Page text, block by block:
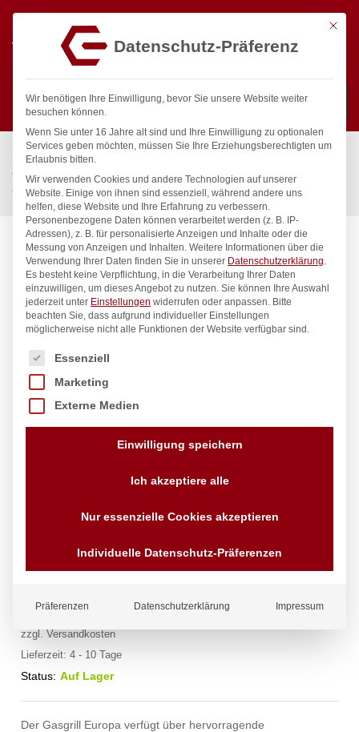
Suchen
Start / Gastronomiebedarf & Gastro Geräte für Profis
Grill- & Heizgeräte
Grillgeräte
Gasgrill Europa, HENDI, 21,6kW, 1260x580x(H)900mm
Gasgrill Europa, HENDI, 21,6kW,
1260x580x(H)900mm
zzgl.Versandkosten
Lieferzeit:4 - 10 Tage
Status: Auf Lager
Der Gasgrill Europa verfügt über hervorragende
Mit
Datenschutz-Präferenz
Wir benötigen Ihre Einwilligung, bevor Sie unsere Website weiter
besuchen können.
Wenn Sie unter 16 Jahre alt sind und Ihre Einwilligung zu optionalen
Services geben möchten, müssen Sie Ihre Erziehungsberechtigten um
Erlaubnis bitten.
Wir verwenden Cookies und andere Technologien auf unserer
Website. Einige von ihnen sind essenziell, während andere uns
helfen, diese Website und Ihre Erfahrung zu verbessern.
Personenbezogene Daten können verarbeitet werden (z. B. IP-
Adressen), z. B. für personalisierte Anzeigen und Inhalte oder die
Messung von Anzeigen und Inhalten. Weitere Informationen über die
Verwendung Ihrer Daten finden Sie in unserer Datenschutzerklärung.
Es besteht keine Verpflichtung, in die Verarbeitung Ihrer Daten
einzuwilligen, um dieses Angebot zu nutzen. Sie können Ihre Auswahl
jederzeit unter Einstellungen widerrufen oder anpassen. Bitte
beachten Sie, dass aufgrund individueller Einstellungen
möglicherweise nicht alle Funktionen der Website verfügbar sind.
Es folgt eine Liste der Service-Gruppen, für die eine
Essenziell
Marketing
Externe Medien
Einwilligung speichern
Ich akzeptiere alle
Nur essenzielle Cookies akzeptieren
Individuelle Datenschutz-Präferenzen
Präferenzen Datenschutzerklärung Impressum